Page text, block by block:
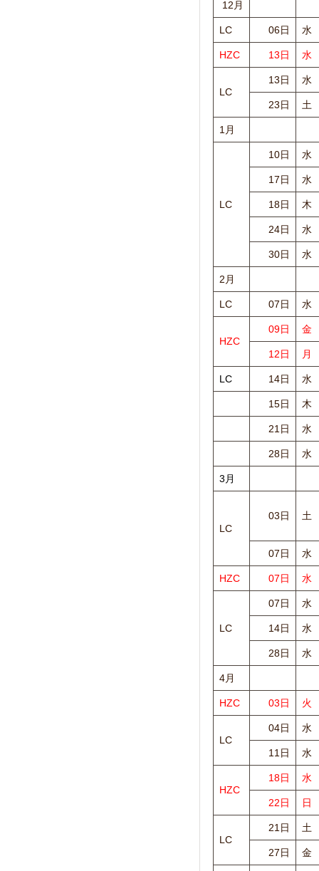
12月
LC 06日 水
HZC 13日 水
LC
13日 水
23日 土
1月
LC
10日 水
17日 水
18日 木
24日 水
30日 水
2月
LC 07日 水
HZC
09日 金
12日 月
LC 14日 水
15日 木
21日 水
28日 水
3月
LC
03日 土
07日 水
HZC 07日 水
LC
07日 水
14日 水
28日 水
4月
HZC 03日 火
LC
04日 水
11日 水
HZC
18日 水
22日 日
LC
21日 土
27日 金